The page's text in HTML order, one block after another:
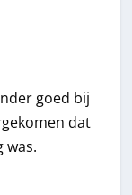
goed bij
dat
was.